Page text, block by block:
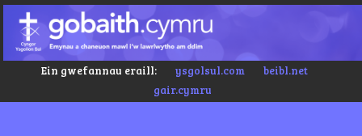
Ein gwefannau eraill: ysgolsul.com
beibl.net
gair.cymru